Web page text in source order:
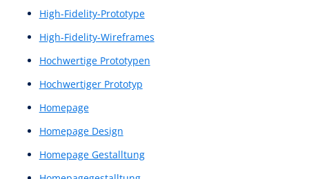
GUI-Konzept
Guidelines
Handlungsaufforderung
Handlungsimpuls
Heatmaps
Heuristic Evaluation